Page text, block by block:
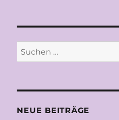
Suchen
nach:
NEUE BEITRÄGE